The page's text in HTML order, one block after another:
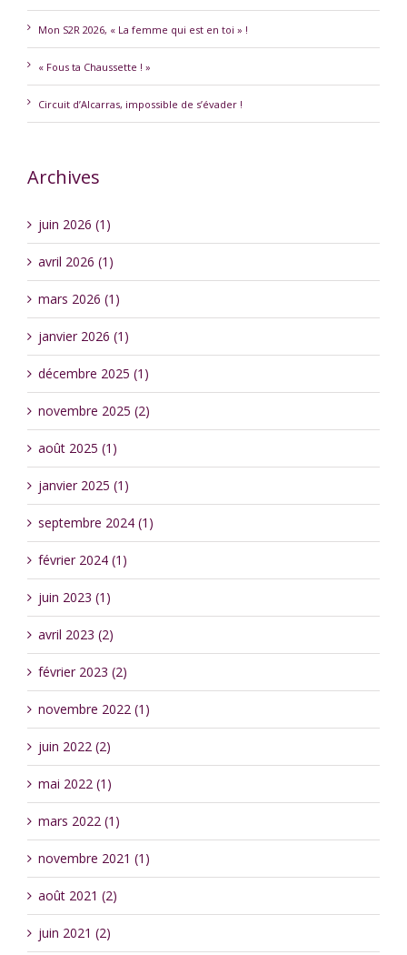
Mon S2R 2026, « La femme qui est en toi » !
« Fous ta Chaussette ! »
Circuit d’Alcarras, impossible de s’évader !
Archives
juin 2026 (1)
avril 2026 (1)
mars 2026 (1)
janvier 2026 (1)
décembre 2025 (1)
novembre 2025 (2)
août 2025 (1)
janvier 2025 (1)
septembre 2024 (1)
février 2024 (1)
juin 2023 (1)
avril 2023 (2)
février 2023 (2)
novembre 2022 (1)
juin 2022 (2)
mai 2022 (1)
mars 2022 (1)
novembre 2021 (1)
août 2021 (2)
juin 2021 (2)